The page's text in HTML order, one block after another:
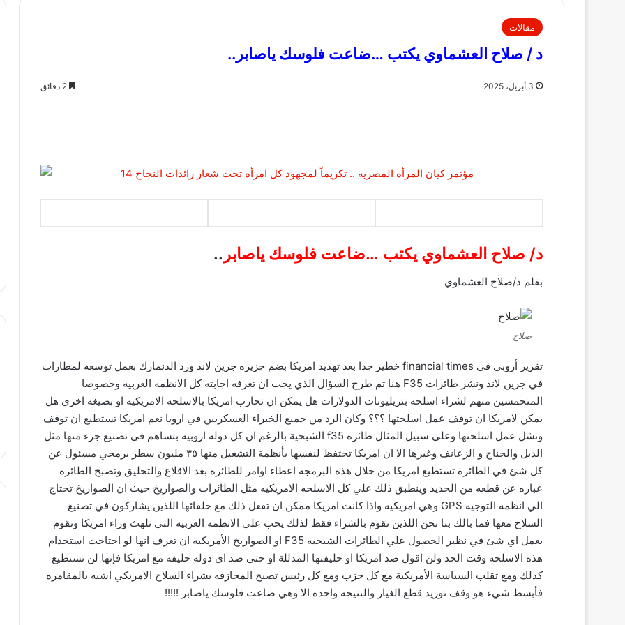
مقالات
د / صلاح العشماوي يكتب …ضاعت فلوسك ياصابر..
3 أبريل، 2025
د/ صلاح العشماوي يكتب …ضاعت فلوسك ياصابر ..
بقلم د/صلاح العشماوي
صلاح
تقرير أروبي في financial times خطير جدا بعد تهديد امريكا بضم جزيره جرين لاند ورد الدنمارك بعمل توسعه لمطارات
في جرين لاند ونشر طائرات F35 هنا تم طرح السؤال الذي يجب ان تعرفه اجابته كل الانظمه العربيه وخصوصا
المتحمسين منهم لشراء اسلحه بتريليونات الدولارات هل يمكن ان تحارب امريكا بالاسلحه الامريكيه او بصيغه اخري هل
يمكن لامريكا ان توقف عمل اسلحتها ؟؟؟ وكان الرد من جميع الخبراء العسكريين في اروبا نعم امريكا تستطيع ان توقف
وتشل عمل اسلحتها وعلي سبيل المثال طائره f35 الشبحية بالرغم ان كل دوله اروبيه بتساهم في تصنيع جزء منها مثل
الذيل والجناح و الزعانف وغيرها الا ان امريكا تحتفظ لنفسها بأنظمة التشغيل منها ٣٥ مليون سطر برمجي مسئول عن
كل شئ في الطائرة تستطيع امريكا من خلال هذه البرمجه اعطاء اوامر للطائرة بعد الاقلاع والتحليق وتصبح الطائرة
عباره عن قطعه من الحديد وينطبق ذلك علي كل الاسلحه الامريكيه مثل الطائرات والصواريخ حيث ان الصواريخ تحتاج
الي انظمه التوجيه GPS وهي امريكيه واذا كانت امريكا ممكن ان تفعل ذلك مع حلفائها اللذين يشاركون في تصنيع
السلاح معها فما بالك بنا نحن اللذين نقوم بالشراء فقط لذلك يحب علي الانظمه العربيه التي تلهث وراء امريكا وتقوم
بعمل اي شئ في نظير الحصول علي الطائرات الشبحية F35 او الصواريخ الأمريكية ان تعرف انها لو احتاجت استخدام
هذه الاسلحه وقت الجد ولن اقول ضد امريكا او حليفتها المدللة او حتي ضد اي دوله حليفه مع امريكا فإنها لن تستطيع
كذلك ومع تقلب السياسة الأمريكية مع كل حزب ومع كل رئيس تصبح المجازفه بشراء السلاح الامريكي اشبه بالمقامره
فأبسط شيء هو وقف توريد قطع الغيار والنتيجه واحده الا وهي ضاعت فلوسك ياصابر !!!!!